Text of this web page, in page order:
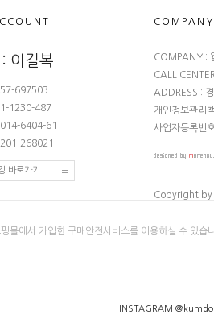
이길복
697503
1230-487
6404-61
268021
바로가기
COMPANY :
CALL
ADDRESS :
개인정보관리
사업자등록번
Copyright by
몰에서 가입한 구매안전서비스를 이용하실 수 있습
INSTAGRAM